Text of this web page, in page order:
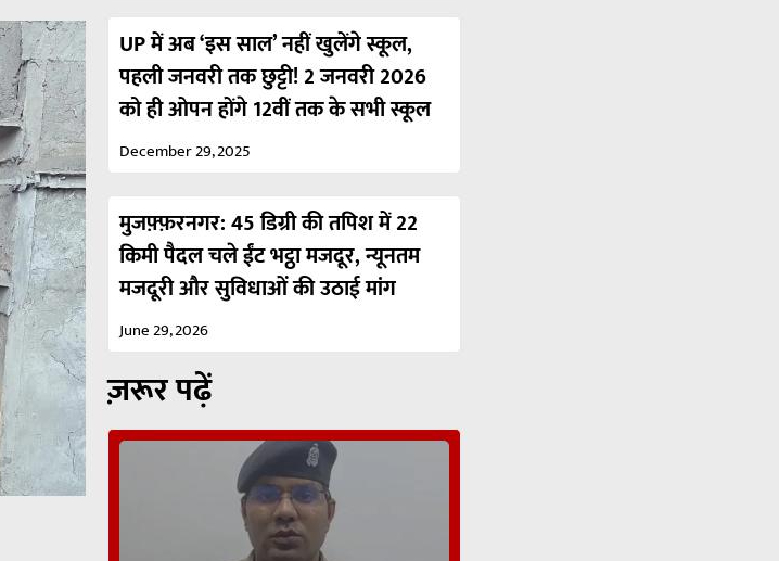
UP में अब ‘इस साल’ नहीं खुलेंगे स्कूल,
पहली जनवरी तक छुट्टी! 2 जनवरी 2026
को ही ओपन होंगे 12वीं तक के सभी स्कूल
December 29, 2025
मुजफ़्फ़रनगर: 45 डिग्री की तपिश में 22
किमी पैदल चले ईंट भट्ठा मजदूर, न्यूनतम
मजदूरी और सुविधाओं की उठाई मांग
June 29, 2026
ज़रूर पढ़ें